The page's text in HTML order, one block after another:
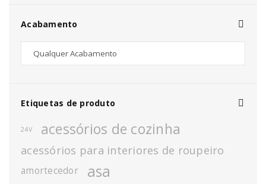
Acabamento
Etiquetas de produto
24V acessórios de cozinha
acessórios para interiores de roupeiro
amortecedor asa